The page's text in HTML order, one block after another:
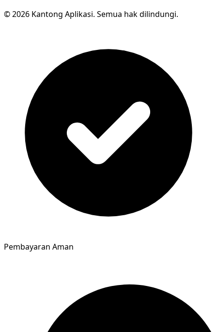
© 2026 Kantong Aplikasi. Semua hak dilindungi.
Pembayaran Aman